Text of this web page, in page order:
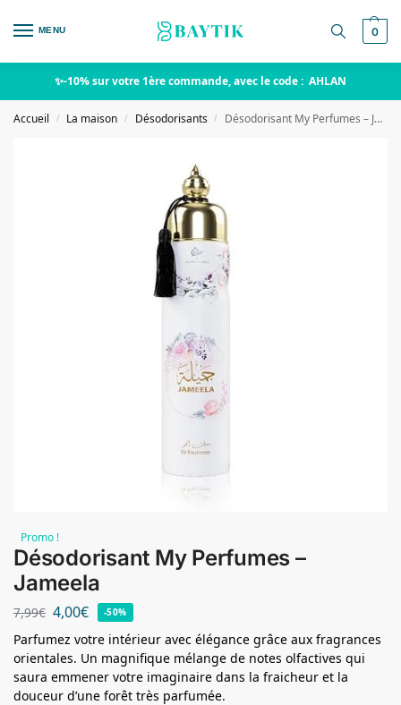
MENU 0
✨-10% sur votre 1ère commande, avec le code : AHLAN
Accueil / La maison / Désodorisants / Désodorisant My Perfumes – Jameela
Promo !
Désodorisant My Perfumes –
Jameela
7,99€ 4,00€ -50%
Parfumez votre intérieur avec élégance grâce aux fragrances
orientales. Un magnifique mélange de notes olfactives qui
saura emmener votre imaginaire dans la fraicheur et la
douceur d’une forêt très parfumée.